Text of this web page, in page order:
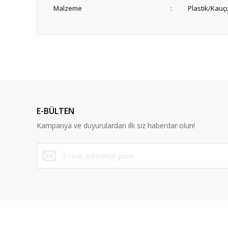
Malzeme
: Plastik/
Y... A... | 10/09/2023
Deneyimini Paylaş
E-BÜLTEN
Kampanya ve duyurulardan ilk siz haberdar olun!